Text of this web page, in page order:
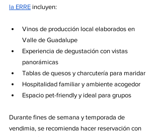
la ERRE incluyen:
Vinos de producción local elaborados en
Valle de Guadalupe
Experiencia de degustación con vistas
panorámicas
Tablas de quesos y charcutería para maridar
Hospitalidad familiar y ambiente acogedor
Espacio pet-friendly y ideal para grupos
Durante fines de semana y temporada de
vendimia, se recomienda hacer reservación con